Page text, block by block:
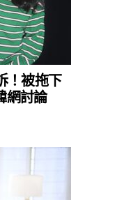
！被拖下
網討論